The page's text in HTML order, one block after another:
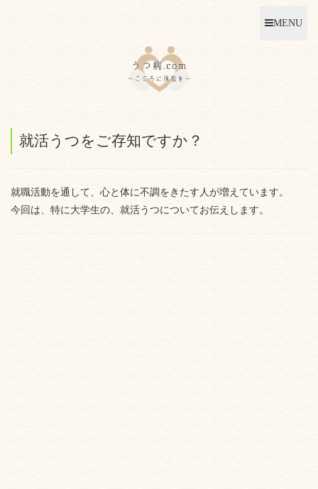
MENU
就活うつをご存知ですか？
就職活動を通して、心と体に不調をきたす人が増えています。
今回は、特に大学生の、就活うつについてお伝えします。